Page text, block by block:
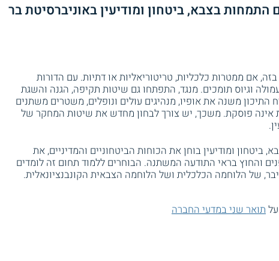
בצבא, ביטחון ומודיעין באוניברסיטת בר
אם ממטרות כלכליות, טריטוריאליות או דתיות. עם הדורות
וגיוס תומכים. מנגד, התפתחו גם שיטות תקיפה, הגנה והשגת
התיכון משנה את אופיו, מנהיגים עולים ונופלים, משטרים משתנים
אינה פוסקת. משכך, יש צורך לבחון מחדש את שיטות המחקר של
ומודיעין בוחן את הכוחות הביטחוניים והמדיניים, את
והחוץ בראי התודעה המשתנה. הבוחרים ללמוד תחום זה לומדים
של הלוחמה הכלכלית ושל הלוחמה הצבאית הקונבנציונאלית.
תואר שני במדעי החברה